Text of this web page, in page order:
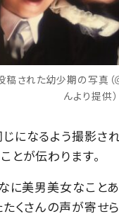
稿された幼少期の写真
んより提供）
になるよう撮影さ
とが伝わります。
に美男美女なこと
くさんの声が寄せ